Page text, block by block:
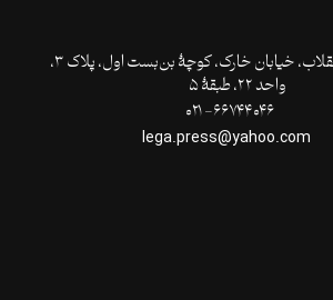
تهـران،‌ خیابان انقلاب، خیابان خارک، کوچۀ بن‌بست اول، پلاک ۳،
واحد ۲۲، طبقۀ ۵